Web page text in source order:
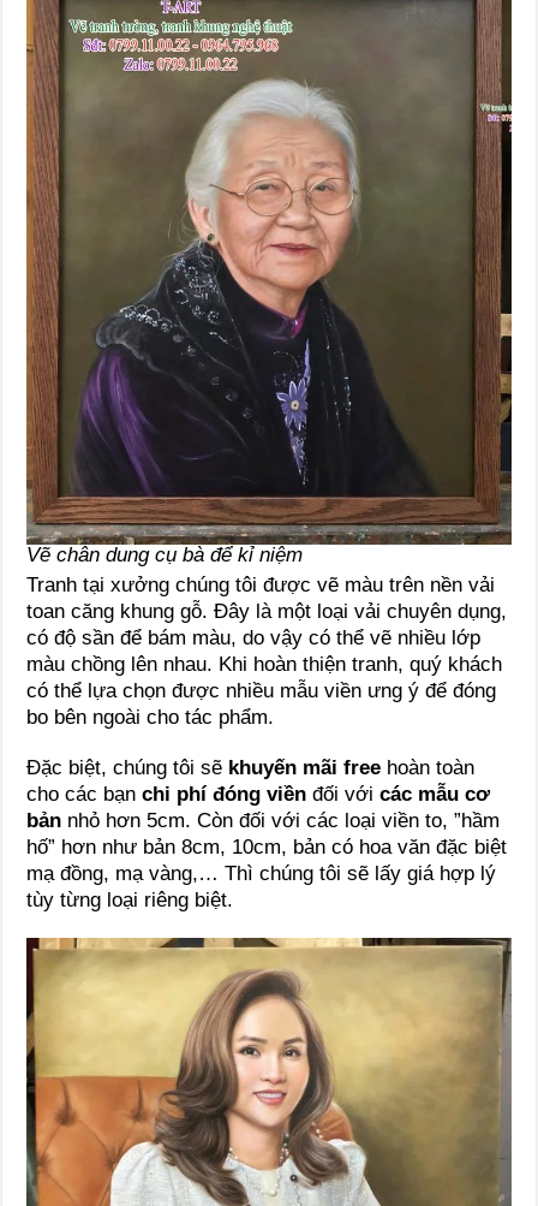
Vẽ chân dung cụ bà để kỉ niệm
Tranh tại xưởng chúng tôi được vẽ màu trên nền vải
toan căng khung gỗ. Đây là một loại vải chuyên dụng,
có độ sần để bám màu, do vậy có thể vẽ nhiều lớp
màu chồng lên nhau. Khi hoàn thiện tranh, quý khách
có thể lựa chọn được nhiều mẫu viền ưng ý để đóng
bo bên ngoài cho tác phẩm.
Đặc biệt, chúng tôi sẽ khuyến mãi free hoàn toàn
cho các bạnchi phí đóng viền đối vớicác mẫu cơ
bản nhỏ hơn 5cm. Còn đối với các loại viền to, ”hầm
hố” hơn như bản 8cm, 10cm, bản có hoa văn đặc biệt
mạ đồng, mạ vàng,… Thì chúng tôi sẽ lấy giá hợp lý
tùy từng loại riêng biệt.